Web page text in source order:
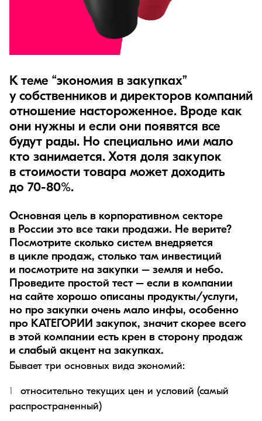
К теме “экономия в закупках”
у собственников и директоров компаний
отношение настороженное. Вроде как
они нужны и если они появятся все
будут рады. Но специально ими мало
кто занимается. Хотя доля закупок
в стоимости товара может доходить
до 70-80%.
Основная цель в корпоративном секторе
в России это все таки продажи. Не верите?
Посмотрите сколько систем внедряется
в цикле продаж, столько там инвестиций
и посмотрите на закупки – земля и небо.
Проведите простой тест – если в компании
на сайте хорошо описаны продукты/услуги,
но про закупки очень мало инфы, особенно
про КАТЕГОРИИ закупок, значит скорее всего
в этой компании есть крен в сторону продаж
и слабый акцент на закупках.
Бывает три основных вида экономий:
относительно текущих цен и условий (самый
распространенный)